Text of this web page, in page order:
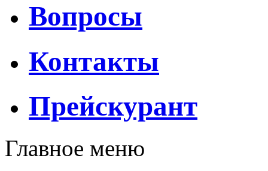
Вопросы
Контакты
Прейскурант
Главное меню